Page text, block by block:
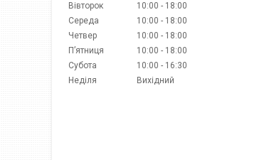
Вівторок
10:00
18:00
Середа
10:00
18:00
Четвер
10:00
18:00
Пʼятниця
10:00
18:00
Субота
10:00
16:30
Неділя
Вихідний